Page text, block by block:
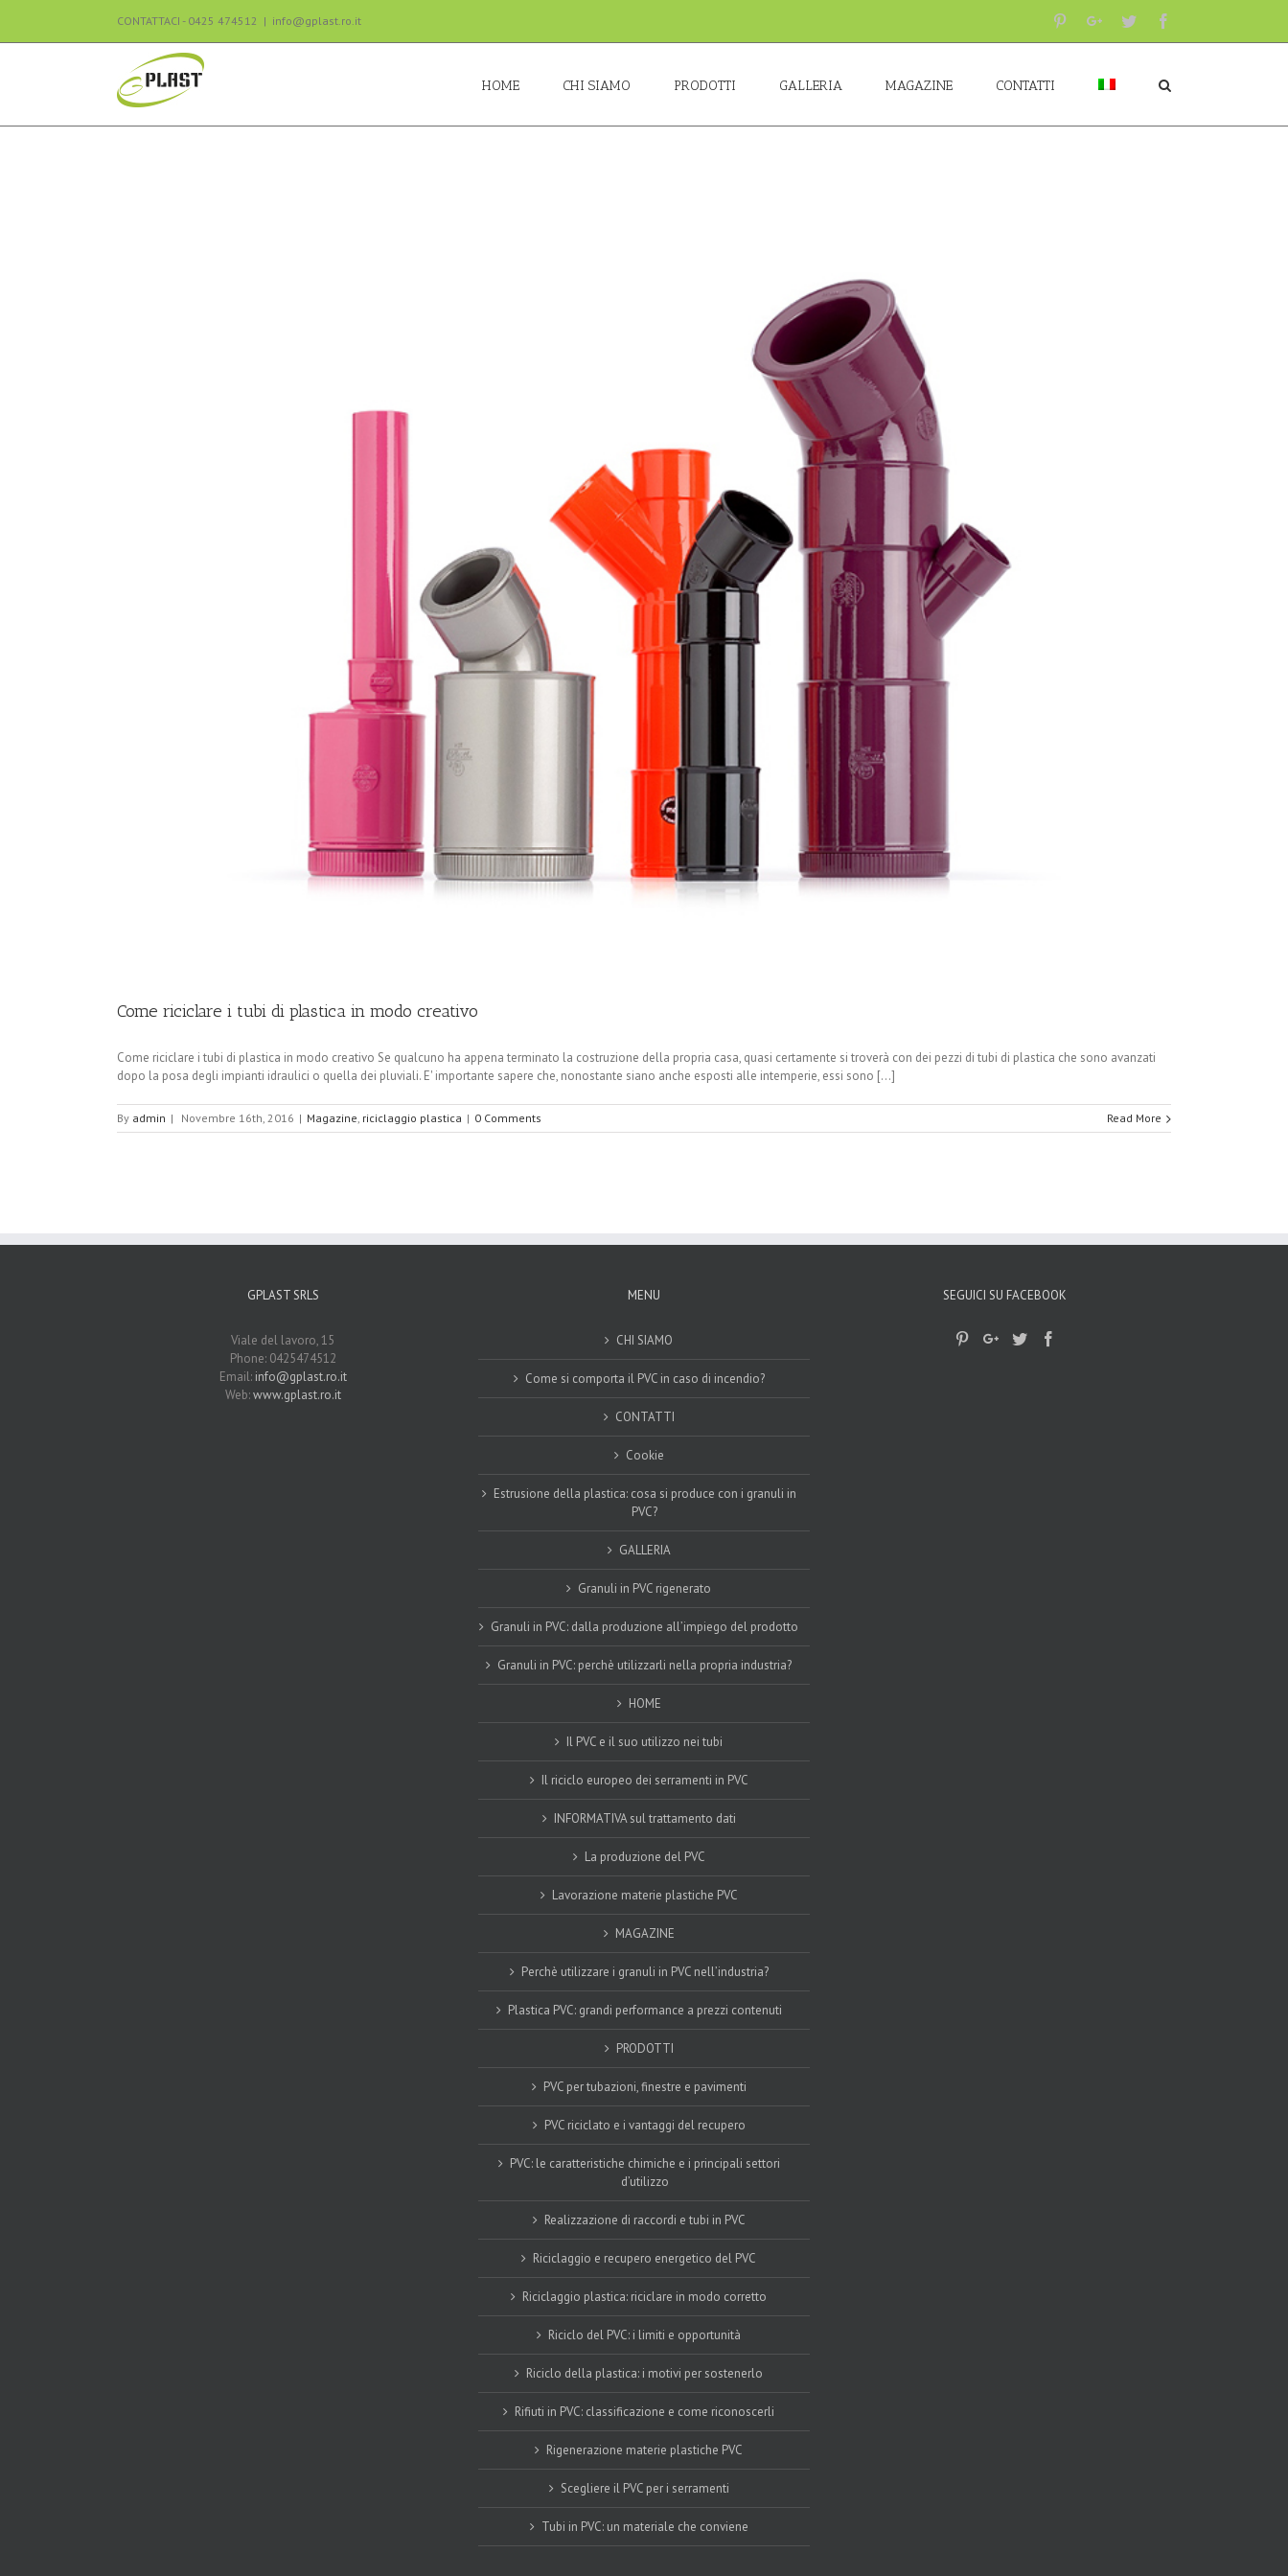
CONTATTACI - 0425 474512 | info@gplast.ro.it PinterestGoogle+Twitter
HOME CHI SIAMO PRODOTTI GALLERIA MAGAZINE CONTATTI
Come riciclare i tubi di plastica in modo creativo
Come riciclare i tubi di plastica in modo creativo Se qualcuno ha appena terminato la costruzione della propria casa, quasi certamente si troverà con dei pezzi di tubi di plastica che sono avanzati
dopo la posa degli impianti idraulici o quella dei pluviali. E' importante sapere che, nonostante siano anche esposti alle intemperie, essi sono [...]
By admin | Novembre 16th, 2016 | Magazine, riciclaggio plastica | 0 Comments Read More
GPLAST SRLS
Viale del lavoro, 15
Phone: 0425474512
Email: info@gplast.ro.it
Web:www.gplast.ro.it
MENU
CHI SIAMO
Come si comporta il PVC in caso di incendio?
CONTATTI
Cookie
Estrusione della plastica: cosa si produce con i granuli in
PVC?
GALLERIA
Granuli in PVC rigenerato
Granuli in PVC: dalla produzione all’impiego del prodotto
Granuli in PVC: perchè utilizzarli nella propria industria?
HOME
Il PVC e il suo utilizzo nei tubi
Il riciclo europeo dei serramenti in PVC
INFORMATIVA sul trattamento dati
La produzione del PVC
Lavorazione materie plastiche PVC
MAGAZINE
Perchè utilizzare i granuli in PVC nell’industria?
Plastica PVC: grandi performance a prezzi contenuti
PRODOTTI
PVC per tubazioni, finestre e pavimenti
PVC riciclato e i vantaggi del recupero
PVC: le caratteristiche chimiche e i principali settori
d’utilizzo
Realizzazione di raccordi e tubi in PVC
Riciclaggio e recupero energetico del PVC
Riciclaggio plastica: riciclare in modo corretto
Riciclo del PVC: i limiti e opportunità
Riciclo della plastica: i motivi per sostenerlo
Rifiuti in PVC: classificazione e come riconoscerli
Rigenerazione materie plastiche PVC
Scegliere il PVC per i serramenti
Tubi in PVC: un materiale che conviene
SEGUICI SU FACEBOOK